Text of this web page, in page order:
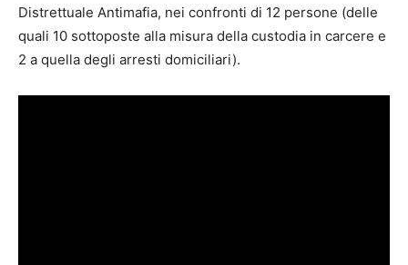
Distrettuale Antimafia, nei confronti di 12 persone (delle
quali 10 sottoposte alla misura della custodia in carcere e
2 a quella degli arresti domiciliari).